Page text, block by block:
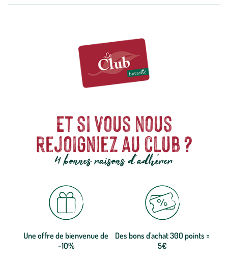
Et si vous nous
rejoigniez au club ?
4 bonnes raisons d'adhérer
Une offre de bienvenue de
-10%
Des bons d'achat 300 points =
5€